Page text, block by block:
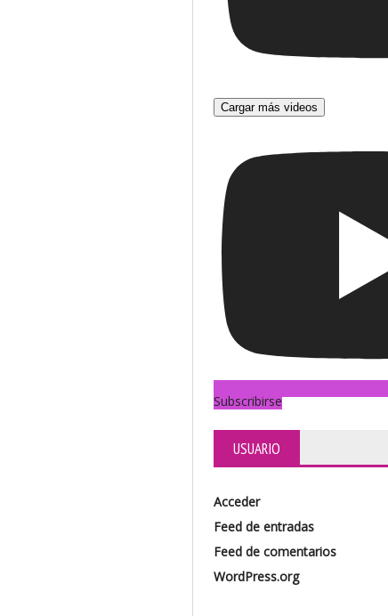
Cargar más videos
Subscribirse
USUARIO
Acceder
Feed de entradas
Feed de comentarios
WordPress.org